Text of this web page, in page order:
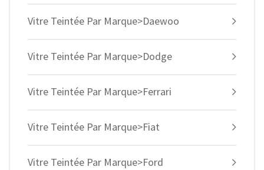
Vitre Teintée Par Marque>Daewoo
Vitre Teintée Par Marque>Dodge
Vitre Teintée Par Marque>Ferrari
Vitre Teintée Par Marque>Fiat
Vitre Teintée Par Marque>Ford